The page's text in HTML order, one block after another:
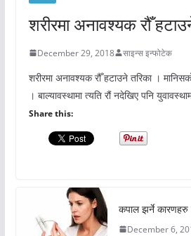
शरीरमा अनावश्यक रौँ
December 29, 2018 साइन्स इन्फोटेक
शरीरमा अनावश्यक रौँ हटाउने तरिका ।
। बाल्यावस्थामा त्यति रौं नदेखिए पनि
Share this:
कपाल झर्ने कारणहरु
December 6,